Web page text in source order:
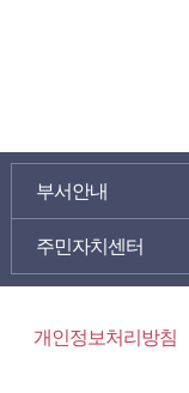
부서안내
주민자치센터
개인정보처리방침